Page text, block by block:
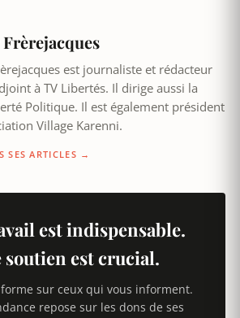
est journaliste et rédacteur
à TV Libertés. Il dirige aussi la
Politique. Il est également président
Village Karenni.
SES ARTICLES →
est indispensable.
soutien est crucial.
sur ceux qui vous informent.
repose sur les dons de ses